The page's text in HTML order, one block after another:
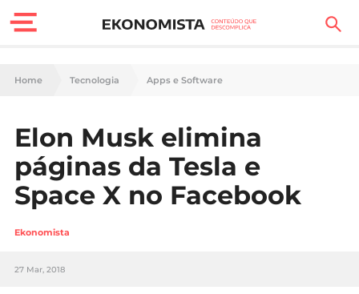
Finanças Pessoais
Carreira
Casa
Lifestyle
Sociedade
Home Tecnologia Apps e Software
Elon Musk elimina
páginas da Tesla e
Space X no Facebook
Ekonomista
27 Mar, 2018